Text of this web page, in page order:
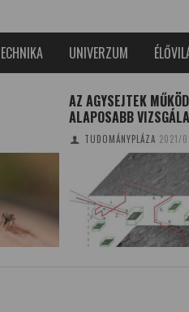
UNIVERZUM
AZ AGYSEJTEK
ALAPOSABB
TUDOMÁNYPLÁZA 2021/